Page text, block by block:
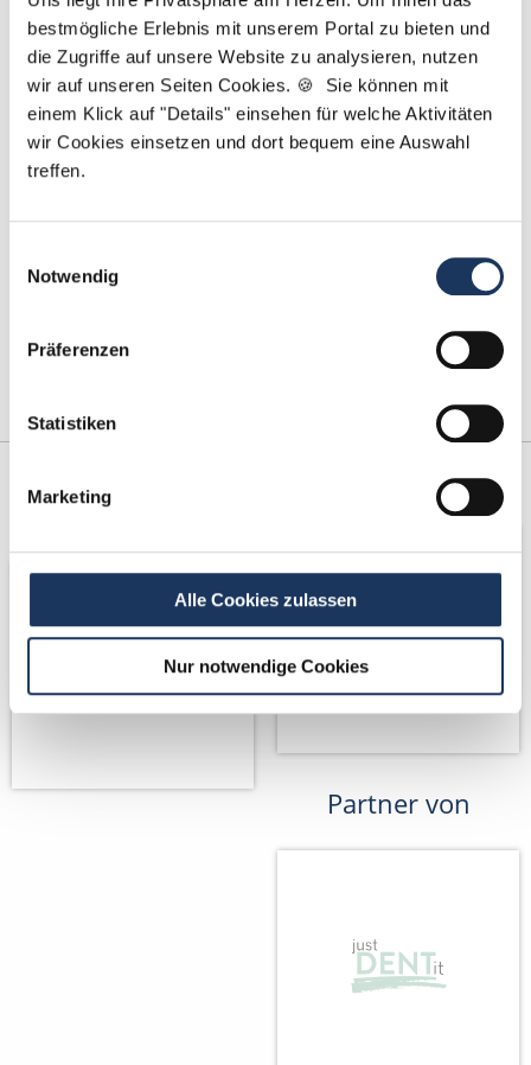
bestmögliche Erlebnis mit unserem Portal zu bieten und
die Zugriffe auf unsere Website zu analysieren, nutzen
wir auf unseren Seiten Cookies. 🍪 Sie können mit
einem Klick auf "Details" einsehen für welche Aktivitäten
wir Cookies einsetzen und dort bequem eine Auswahl
treffen.
Notwendig
Präferenzen
Statistiken
Marketing
Alle Cookies zulassen
Nur notwendige Cookies
Kontakt
Tel.: +49 (0) 521 / 911 730 44
Fax: +49 (0) 521 / 911 730 41
bewerbung@dzas.de
Partner
Netzwerk-Partner
Partner von